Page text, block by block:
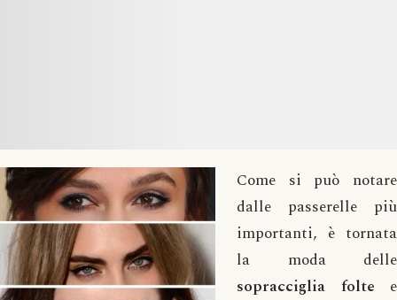
Come si può notare
dalle passerelle più
importanti, è tornata
la moda delle
sopracciglia
folte e